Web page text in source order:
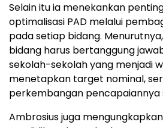
Selain itu ia menekankan
optimalisasi PAD melalui
pada setiap bidang.
bidang harus bertanggung
sekolah-sekolah yang menjadi
menetapkan target nominal,
perkembangan pencapaiannya
Ambrosius juga